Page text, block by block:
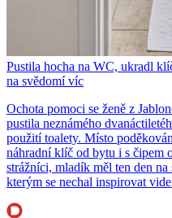
Pustila hocha na WC, ukradl
na svědomí víc
Ochota pomoci se ženě z
pustila neznámého
použití toalety. Místo
náhradní klíč od bytu i s čipem
strážníci, mladík měl ten den
kterým se nechal inspirovat